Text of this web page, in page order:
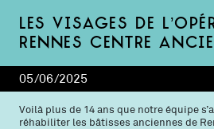
Les visages de
Rennes Centre
05/06/2025
Voilà plus de 14 ans que notre équipe
réhabiliter les bâtisses anciennes de